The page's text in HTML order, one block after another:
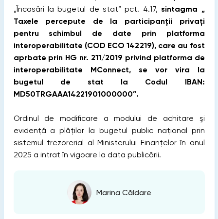
„Încasări la bugetul de stat” pct. 4.17, sintagma „
Taxele percepute de la participanții privați
pentru schimbul de date prin platforma
interoperabilitate (COD ECO 142219), care au fost
aprbate prin HG nr. 211/2019 privind platforma de
interoperabilitate MConnect, se vor vira la
bugetul de stat la Codul IBAN:
MD50TRGAAA14221901000000”.
Ordinul de modificare a modului de achitare şi
evidență a plăților la bugetul public naţional prin
sistemul trezorerial al Ministerului Finanţelor în anul
2025 a intrat în vigoare la data publicării.
Marina Căldare